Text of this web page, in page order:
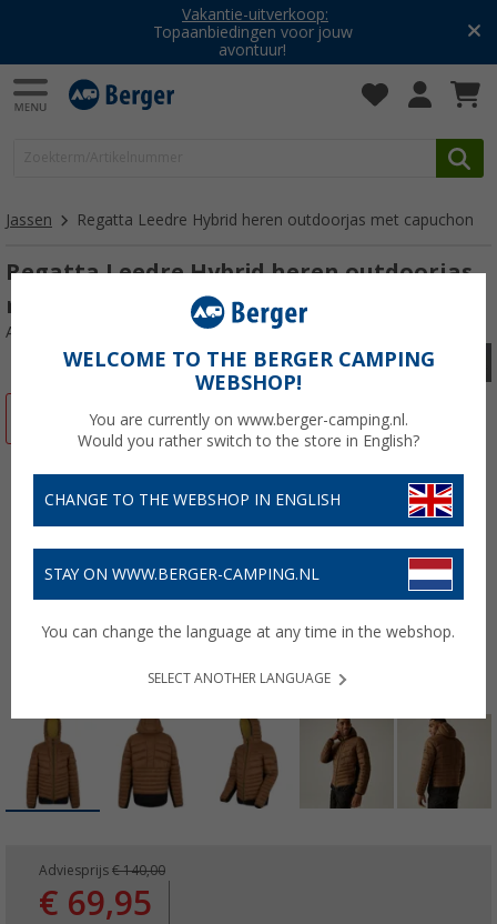
Vakantie-uitverkoop:
Topaanbiedingen voor jouw
avontuur!
Jassen Regatta Leedre Hybrid heren outdoorjas met capuchon
Regatta Leedre Hybrid heren outdoorjas
met capuchon
Artikelnr: 854174XXXL
Adviesprijs € 140,00
€ 69,95
WELCOME TO THE BERGER CAMPING
WEBSHOP!
You are currently on www.berger-camping.nl.
Would you rather switch to the store in English?
CHANGE TO THE WEBSHOP IN ENGLISH
STAY ON WWW.BERGER-CAMPING.NL
You can change the language at any time in the webshop.
SELECT ANOTHER LANGUAGE